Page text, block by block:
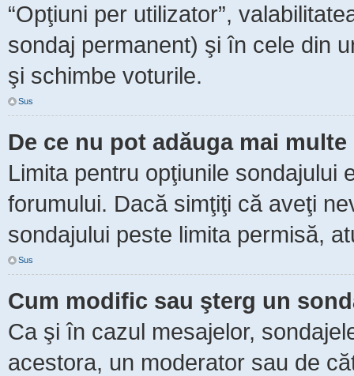
“Opţiuni per utilizator”,
sondaj permanent) şi în cele din
şi schimbe voturile.
Sus
De ce nu pot adăuga mai
Limita pentru opţiunile sondajului
forumului. Dacă simţiţi că aveţi
sondajului peste limita permisă,
Sus
Cum modific sau şterg un
Ca şi în cazul mesajelor,
acestora, un moderator sau de